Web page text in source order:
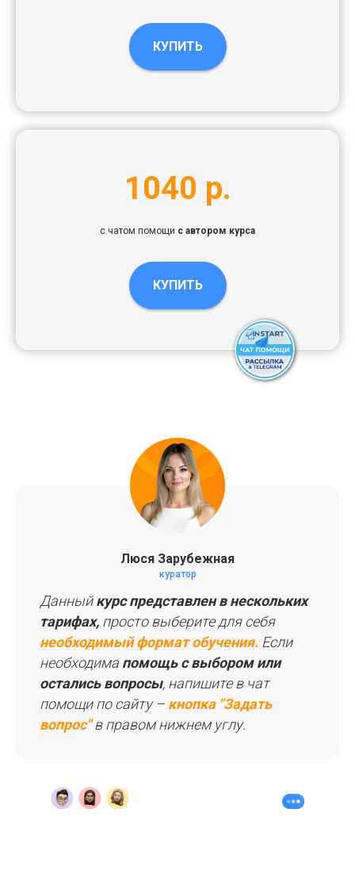
КУПИТЬ
1040 р.
с чатом помощи с автором курса
КУПИТЬ
Люся Зарубежная
куратор
Данныйкурс представлен в нескольких
тарифах, просто выберите для себя
необходимый формат обучения. Если
необходима помощь с выбором или
остались вопросы, напишите в чат
помощи по сайту – кнопка "Задать
вопрос"в правом нижнем углу.
СПИСОК КУРСОВ
ПАКЕТЫ КУРСОВ